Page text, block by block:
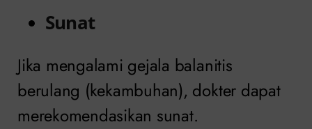
Sunat
Jika mengalami gejala balanitis
berulang (kekambuhan), dokter dapat
merekomendasikan sunat.